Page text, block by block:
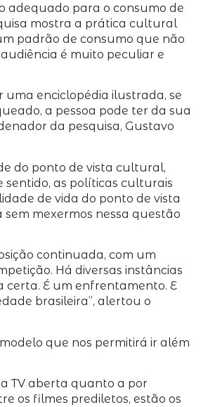
adequado para o consumo de
mostra a prática cultural
padrão de consumo que não
é muito peculiar e
uma enciclopédia ilustrada, se
a pessoa pode ter da sua
da pesquisa, Gustavo
do ponto de vista cultural,
sentido, as políticas culturais
de vida do ponto de vista
mexermos nessa questão
continuada, com um
Há diversas instâncias
certa. É um enfrentamento. E
brasileira”, alertou o
que nos permitirá ir além
TV aberta quanto a por
os filmes prediletos, estão os